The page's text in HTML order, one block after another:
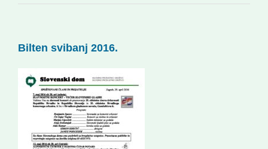
Korisne informacije
Bilten svibanj 2016.